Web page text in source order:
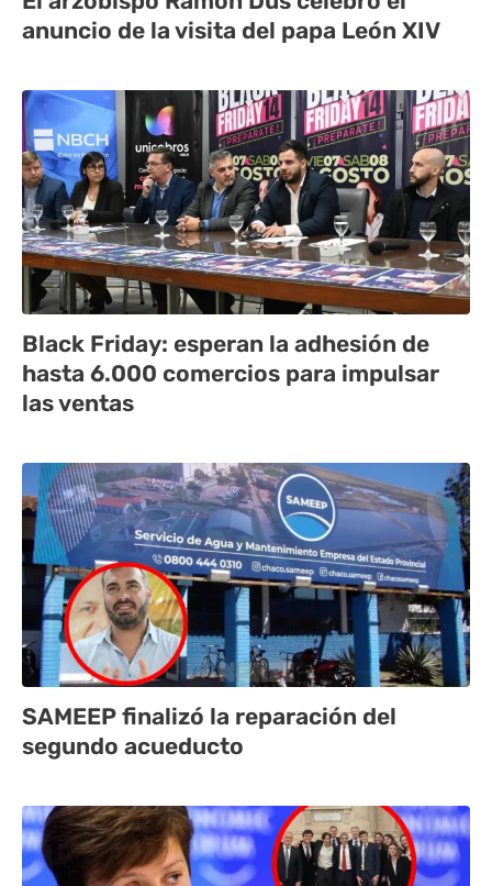
anuncio de la visita del papa León XIV
Black Friday: esperan la adhesión de
hasta 6.000 comercios para impulsar
las ventas
SAMEEP finalizó la reparación del
segundo acueducto